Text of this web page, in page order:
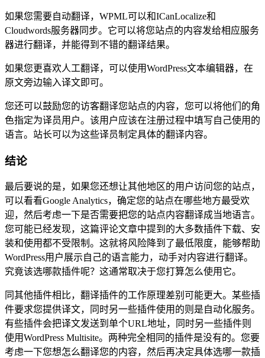
如果您需要自动翻译，WPML可以和ICanLocalize和
Cloudwords服务器同步。它可以将您站点的内容发给相应服务
器进行翻译，并能得到不错的翻译结果。
如果您更喜欢人工翻译，可以使用WordPress文本编辑器，在
原文旁边输入译文即可。
您还可以鼓励您的访客翻译您站点的内容，您可以将他们的角
色指定为译员用户。该用户应该在注册过程中填写自己使用的
语言。站长可以为这些译员制定具体的翻译内容。
结论
最后要说的是，如果您还想让其他地区的用户访问您的站点，
可以看看Google Analytics，确定您的站点在哪些地方最受欢
迎，然后考虑一下是否需要把您的站点内容翻译成当地语言。
您可能已经发现，这篇评论文章中提到的大多数插件下载、安
装和使用都不受限制。这就将风险降到了最低限度，能够帮助
WordPress用户展示自己的语言能力，动手对内容进行翻译。
究竟该选哪款插件呢？这通常取决于您打算怎么使用它。
同其他插件相比，翻译插件的工作原理差别可能更大。某些插
件要求您提供译文，同时另一些插件使用的则是自动化服务。
有些插件会把译文发送到单个URL地址，同时另一些插件则
使用WordPress Multisite。两种完全相同的插件是没有的。您要
考虑一下您想怎么翻译您的内容，然后再决定具体选哪一款插